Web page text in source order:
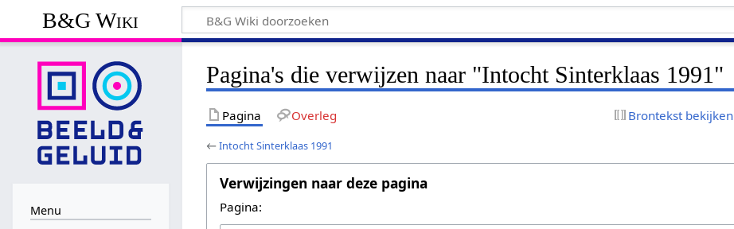
B&G Wiki
Pagina's die verwijzen naar "Intocht Sinterklaas 1991"
Pagina Overleg Brontekst bekijken
←Intocht Sinterklaas 1991
Verwijzingen naar deze pagina
Pagina:
Menu